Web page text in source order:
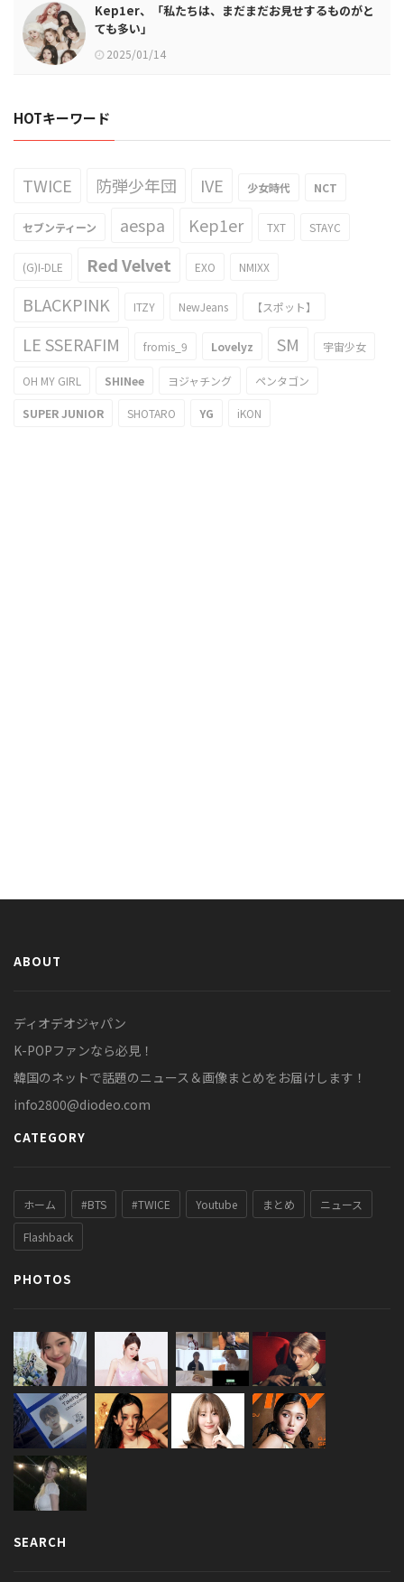
Kep1er、「私たちは、まだまだお見せするものがと
ても多い」
2025/01/14
HOTキーワード
TWICE 防弾少年団 IVE 少女時代 NCT
セブンティーン aespa Kep1er TXT STAYC
(G)I-DLE Red Velvet EXO NMIXX
BLACKPINK ITZY NewJeans 【スポット】
LE SSERAFIM fromis_9 Lovelyz SM 宇宙少女
OH MY GIRL SHINee ヨジャチング ペンタゴン
SUPER JUNIOR SHOTARO YG iKON
ABOUT
ディオデオジャパン
K-POPファンなら必見！
韓国のネットで話題のニュース＆画像まとめをお届けします！
info2800@diodeo.com
CATEGORY
ホーム #BTS #TWICE Youtube まとめ ニュース
Flashback
PHOTOS
SEARCH